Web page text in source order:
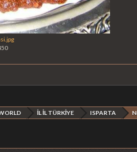
İL İL TÜRKİYE ISPARTA